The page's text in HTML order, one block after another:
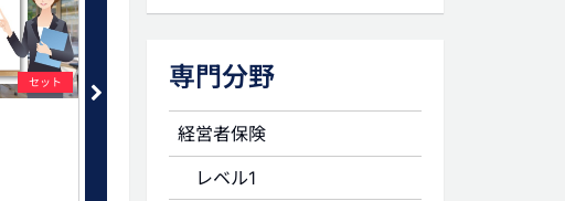
セット
相続案件発掘力講座
専門分野
経営者保険
レベル1